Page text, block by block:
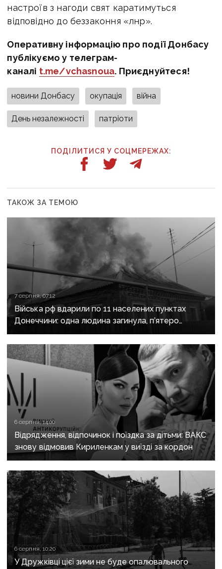
настроїв з нагоди свят каратимуться
відповідно до беззаконня «лнр».
Оперативну інформацію про події Донбасу
публікуємо у телеграм-
каналі t.me/vchasnoua. Приєднуйтеся!
новини Донбасу окупація війна
День незалежності патріоти
ПОДІЛИТИСЯ У СОЦМЕРЕЖАХ:
ТАКОЖ ЗА ТЕМОЮ
7 серпня, 07:12
Війська рф вдарили по 11 населених пунктах
Донеччини: одна людина загинула, п’ятеро
поранені
6 серпня, 14:00
Відрядження, відпочинок і поїздка за дітьми: ВАКС
знову відмовив Кириленкам у виїзді за кордон
6 серпня, 10:20
У Дружківці цієї зими не буде опалювального